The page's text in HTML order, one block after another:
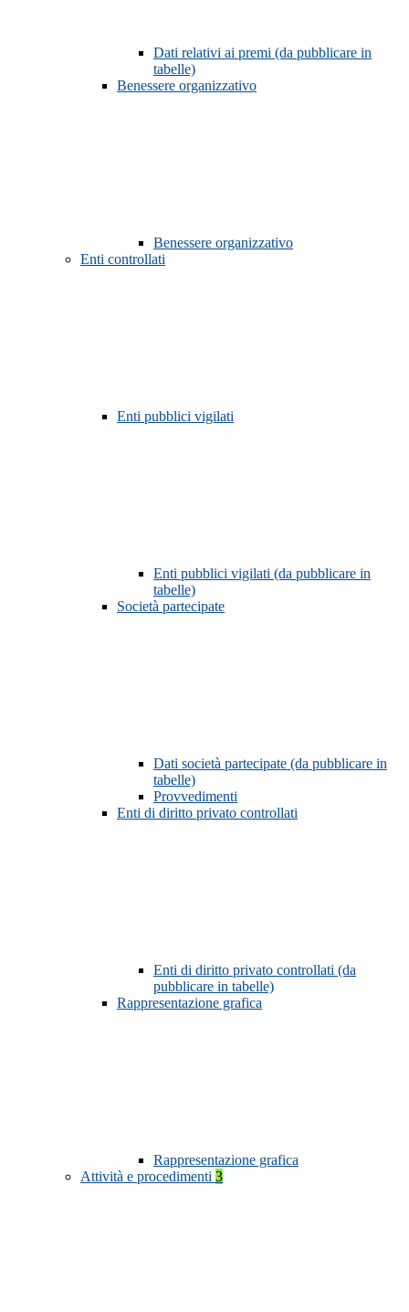
Dati relativi ai premi (da pubblicare in
tabelle)
Benessere organizzativo
Benessere organizzativo
Enti controllati
Enti pubblici vigilati
Enti pubblici vigilati (da pubblicare in
tabelle)
Società partecipate
Dati società partecipate (da pubblicare in
tabelle)
Provvedimenti
Enti di diritto privato controllati
Enti di diritto privato controllati (da
pubblicare in tabelle)
Rappresentazione grafica
Rappresentazione grafica
Attività e procedimenti 3